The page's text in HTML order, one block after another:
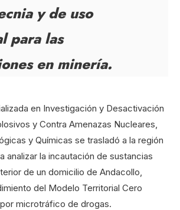
y de uso
para las
en minería.
en Investigación y Desactivación
y Contra Amenazas Nucleares,
y Químicas se trasladó a la región
analizar la incautación de sustancias
de un domicilio de Andacollo,
del Modelo Territorial Cero
microtráfico de drogas.